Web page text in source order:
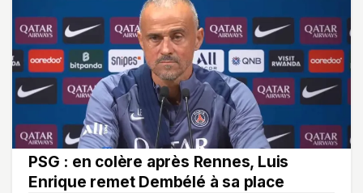
PSG : en colère après Rennes, Luis
Enrique remet Dembélé à sa place